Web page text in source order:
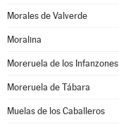
Morales de Valverde
Moralina
Moreruela de los Infanzones
Moreruela de Tábara
Muelas de los Caballeros